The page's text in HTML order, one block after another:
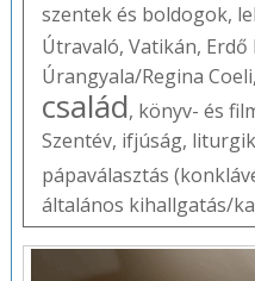
szentek és boldogok,
Útravaló, Vatikán, Erdő
Úrangyala/Regina Coeli,
család, könyv- és
Szentév, ifjúság,
pápaválasztás
általános kihallgatás/